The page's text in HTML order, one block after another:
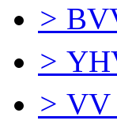
>
>
> VV